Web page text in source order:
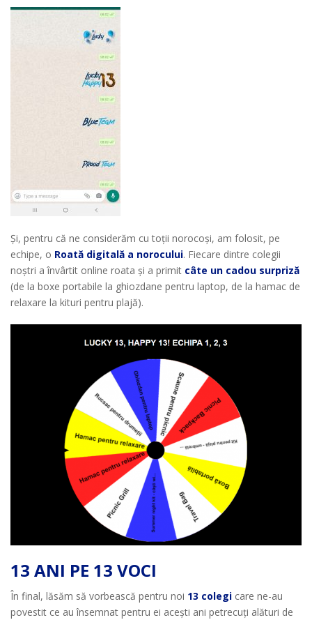
Și, pentru că ne considerăm cu toții norocoși, am folosit, pe
echipe, o Roată digitală a norocului. Fiecare dintre colegii
noștri a învârtit online roata și a primit câte un cadou surpriză
(de la boxe portabile la ghiozdane pentru laptop, de la hamac de
relaxare la kituri pentru plajă).
13 ANI PE 13 VOCI
În final, lăsăm să vorbească pentru noi 13 colegi care ne-au
povestit ce au însemnat pentru ei acești ani petrecuți alături de